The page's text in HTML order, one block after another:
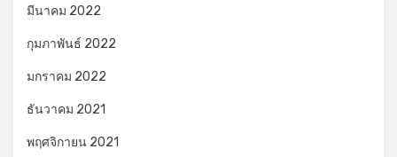
มีนาคม 2022
กุมภาพันธ์ 2022
มกราคม 2022
ธันวาคม 2021
พฤศจิกายน 2021